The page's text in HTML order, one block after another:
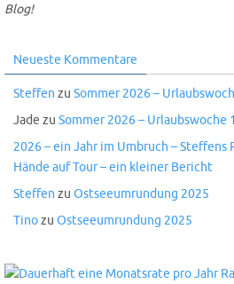
Blog!
Neueste Kommentare
Steffen zu Sommer 2026 –
Jade zu Sommer 2026 – Urlaubswoche 1
2026 – ein Jahr im Umbruch – Steffens
Hände auf Tour – ein kleiner Bericht
Steffen zu Ostseeumrundung 2025
Tinozu Ostseeumrundung 2025